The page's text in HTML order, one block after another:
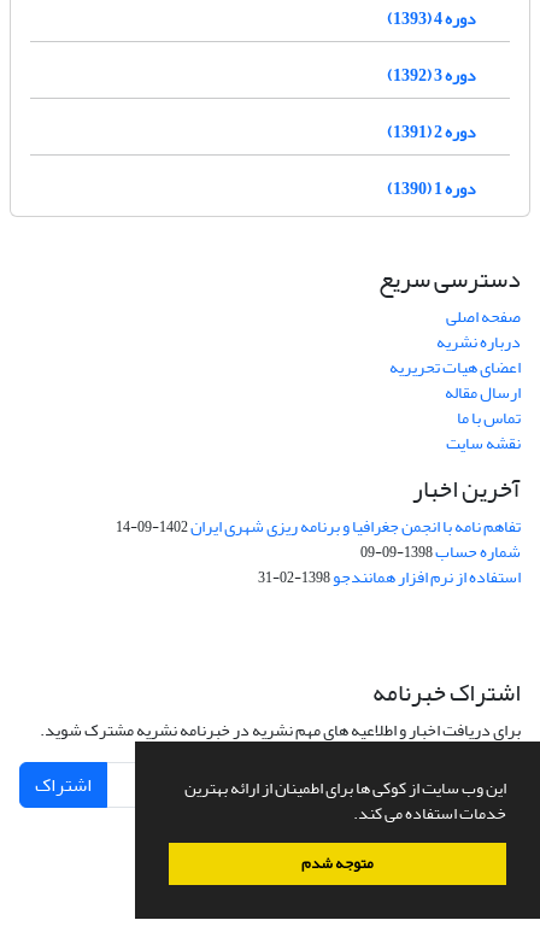
این وب سایت از کوکی ها برای اطمینان از ارائه بهترین
خدمات استفاده می کند.
متوجه شدم
دوره 4 (1393)
دوره 3 (1392)
دوره 2 (1391)
دوره 1 (1390)
دسترسی سریع
صفحه اصلی
درباره نشریه
اعضای هیات تحریریه
ارسال مقاله
تماس با ما
نقشه سایت
آخرین اخبار
تفاهم نامه با انجمن جغرافیا و برنامه ریزی شهری ایران1402-09-14
شماره حساب1398-09-09
استفاده از نرم افزار همانندجو1398-02-31
اشتراک خبرنامه
برای دریافت اخبار و اطلاعیه های مهم نشریه در خبرنامه نشریه مشترک شوید.
اشتراک
سامانه مدیریت نشریات علمی.طراحی و پیاده سازی ازسیناوب